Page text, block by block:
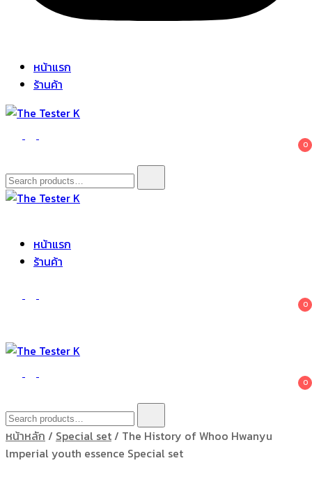
หน้าแรก
ร้านค้า
The Tester K
Korean cosmetics 0
Search
for:
หน้าแรก
ร้านค้า
0
The Tester K
Korean cosmetics 0
Search
for:
หน้าหลัก / Special set / The History of Whoo Hwanyu
lmperial youth essence Special set